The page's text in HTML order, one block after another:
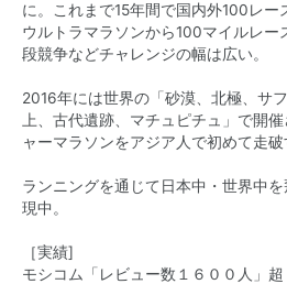
に。これまで15年間で国内外100レ
ウルトラマラソンから100マイルレー
段競争などチャレンジの幅は広い。
2016年には世界の「砂漠、北極、サ
上、古代遺跡、マチュピチュ」で開
ャーマラソンをアジア人で初めて走破
ランニングを通じて日本中・世界中
現中。
［実績]
モシコム「レビュー数１６００人」超